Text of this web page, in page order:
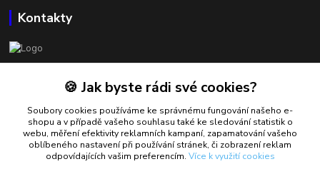
Kontakty
Petr Mráček
+420 602 549 946
petrmracek@bowlshop.cz
🍪 Jak byste rádi své cookies?
Soubory cookies používáme ke správnému fungování našeho e-
shopu a v případě vašeho souhlasu také ke sledování statistik o
webu, měření efektivity reklamních kampaní, zapamatování vašeho
oblíbeného nastavení při používání stránek, či zobrazení reklam
odpovídajících vašim preferencím. Více k využití cookies